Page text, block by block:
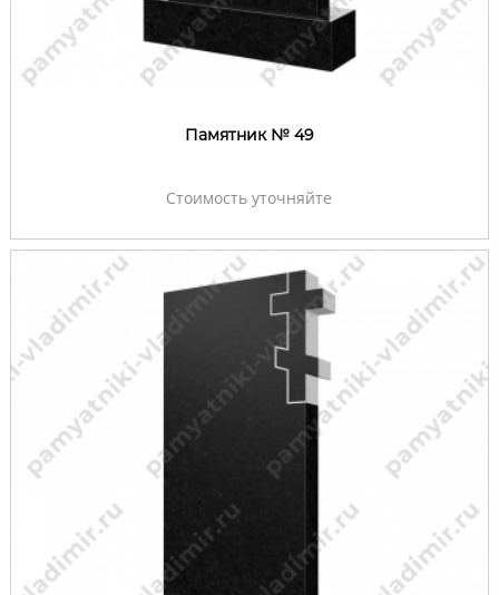
Памятник № 49
Стоимость уточняйте